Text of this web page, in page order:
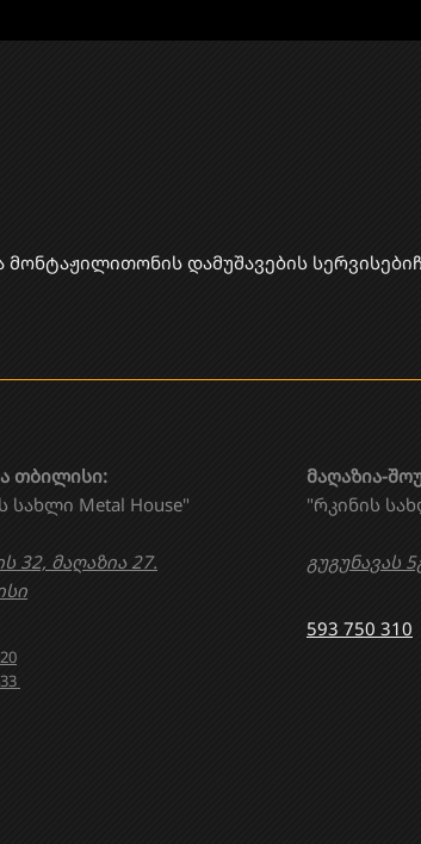
მონტაჟი​ლითონის დამუშავების სერვისები
თბილისი:
სახლი Metal House"
32, მაღაზია 27.
მაღაზია-
"რკინის
გუგუნავას
593 750 310